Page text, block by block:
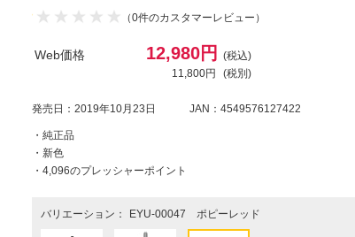
（0件のカスタマーレビュー）
Web価格 12,980円
(税込)
11,800円
(税別)
発売日：2019年10月23日 JAN：4549576127422
・純正品
・新色
・4,096のプレッシャーポイント
バリエーション： EYU-00047 ポピーレッド